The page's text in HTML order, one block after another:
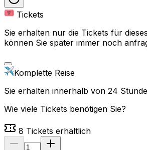
Tickets
Sie erhalten nur die Tickets für
können Sie später immer noch
Komplette Reise
Sie erhalten innerhalb von 24
Wie viele Tickets benötigen Sie?
8 Tickets erhältlich